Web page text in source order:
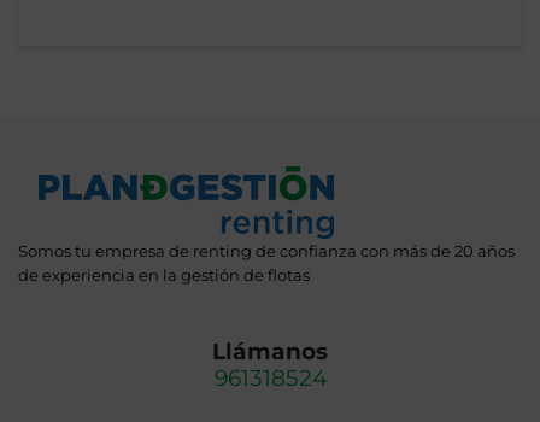
Somos tu empresa de renting de confianza con más de 20 años
de experiencia en la gestión de flotas
Llámanos
961318524